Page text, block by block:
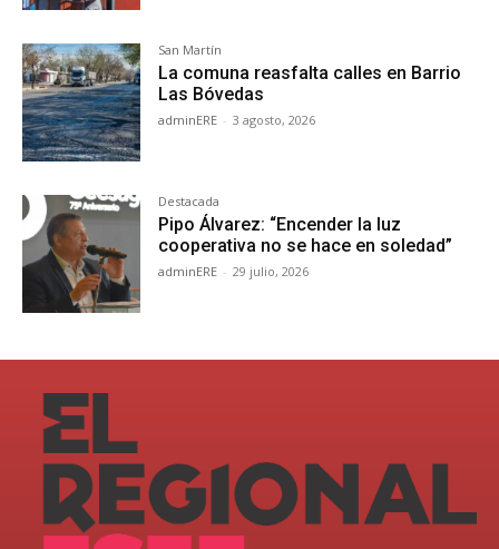
San Martín
La comuna reasfalta calles en Barrio
Las Bóvedas
adminERE - 3 agosto, 2026
Destacada
Pipo Álvarez: “Encender la luz
cooperativa no se hace en soledad”
adminERE - 29 julio, 2026